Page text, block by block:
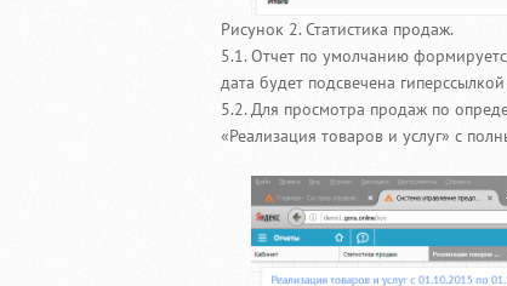
Рисунок 2. Статистика продаж.
5.1. Отчет по умолчанию
дата будет подсвечена
5.2. Для просмотра продаж по
«Реализация товаров и услуг» с